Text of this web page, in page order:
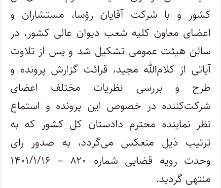
کشور و با شرکت آقایان رؤسا، مستشاران و
اعضای ‌معاون کلیه شعب دیوان‌ عالی‌ کشور، در
سالن هیئت عمومی تشکیل شد و پس از تلاوت
آیاتی از کلام‌الله مجید، قرائت گزارش ‌پرونده و
طرح و بررسی نظریات مختلف اعضای
شرکت‌کننده در خصوص این پرونده و استماع
نظر نماینده محترم دادستان ‌کل‌ کشور که به
‌ترتیب‌ ذیل منعکس ‌می‌گردد، به ‌صدور رای
وحدت‌ رویه ‌قضایی شماره ۸۲۰ – ۱۴۰۱/۱/۱۶
منتهی گردید.